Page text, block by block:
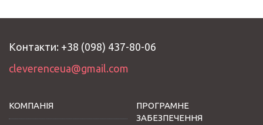
Контакти: +38 (098) 437-80-06
cleverenceua@gmail.com
КОМПАНІЯ
ПРОГРАМНЕ
ЗАБЕЗПЕЧЕННЯ